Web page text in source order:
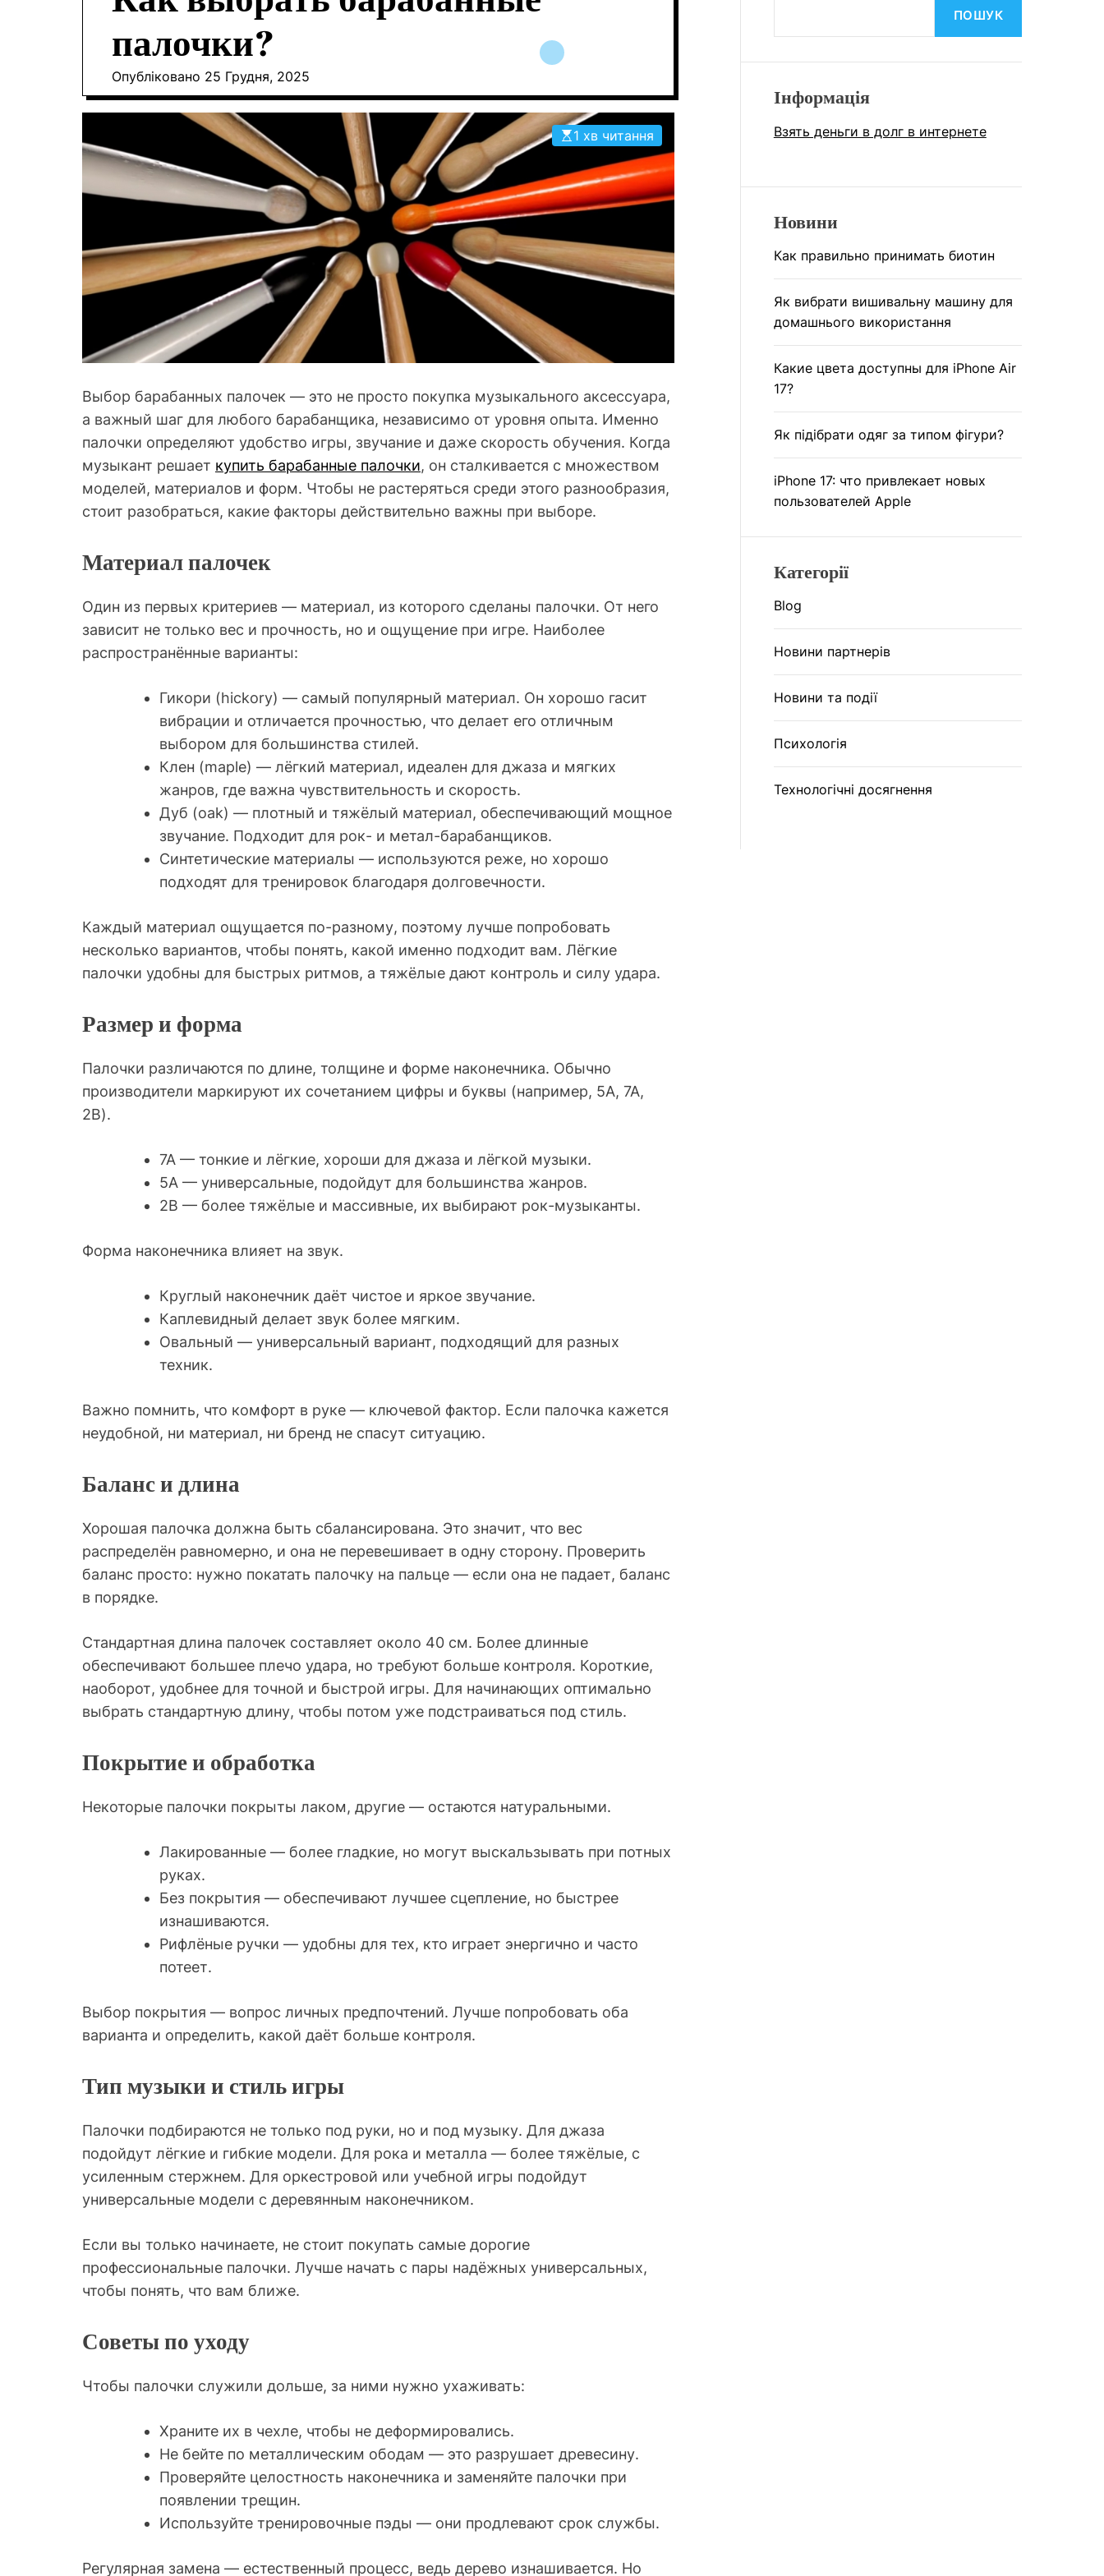
В
А
И
Ч
К
Л
О
палочки?
Опубліковано 25 Грудня, 2025
1 хв читання
Выбор барабанных палочек — это не просто покупка музыкального аксессуара,
а важный шаг для любого барабанщика, независимо от уровня опыта. Именно
палочки определяют удобство игры, звучание и даже скорость обучения. Когда
музыкант решает купить барабанные палочки, он сталкивается с множеством
моделей, материалов и форм. Чтобы не растеряться среди этого разнообразия,
стоит разобраться, какие факторы действительно важны при выборе.
Материал палочек
Один из первых критериев — материал, из которого сделаны палочки. От него
зависит не только вес и прочность, но и ощущение при игре. Наиболее
распространённые варианты:
Гикори (hickory) — самый популярный материал. Он хорошо гасит
вибрации и отличается прочностью, что делает его отличным
выбором для большинства стилей.
Клен (maple) — лёгкий материал, идеален для джаза и мягких
жанров, где важна чувствительность и скорость.
Дуб (oak) — плотный и тяжёлый материал, обеспечивающий мощное
звучание. Подходит для рок- и метал-барабанщиков.
Синтетические материалы — используются реже, но хорошо
подходят для тренировок благодаря долговечности.
Каждый материал ощущается по-разному, поэтому лучше попробовать
несколько вариантов, чтобы понять, какой именно подходит вам. Лёгкие
палочки удобны для быстрых ритмов, а тяжёлые дают контроль и силу удара.
Размер и форма
Палочки различаются по длине, толщине и форме наконечника. Обычно
производители маркируют их сочетанием цифры и буквы (например, 5A, 7A,
2B).
7A — тонкие и лёгкие, хороши для джаза и лёгкой музыки.
5A — универсальные, подойдут для большинства жанров.
2B — более тяжёлые и массивные, их выбирают рок-музыканты.
Форма наконечника влияет на звук.
Круглый наконечник даёт чистое и яркое звучание.
Каплевидный делает звук более мягким.
Овальный — универсальный вариант, подходящий для разных
техник.
Важно помнить, что комфорт в руке — ключевой фактор. Если палочка кажется
неудобной, ни материал, ни бренд не спасут ситуацию.
Баланс и длина
Хорошая палочка должна быть сбалансирована. Это значит, что вес
распределён равномерно, и она не перевешивает в одну сторону. Проверить
баланс просто: нужно покатать палочку на пальце — если она не падает, баланс
в порядке.
Стандартная длина палочек составляет около 40 см. Более длинные
обеспечивают большее плечо удара, но требуют больше контроля. Короткие,
наоборот, удобнее для точной и быстрой игры. Для начинающих оптимально
выбрать стандартную длину, чтобы потом уже подстраиваться под стиль.
Покрытие и обработка
Некоторые палочки покрыты лаком, другие — остаются натуральными.
Лакированные — более гладкие, но могут выскальзывать при потных
руках.
Без покрытия — обеспечивают лучшее сцепление, но быстрее
изнашиваются.
Рифлёные ручки — удобны для тех, кто играет энергично и часто
потеет.
Выбор покрытия — вопрос личных предпочтений. Лучше попробовать оба
варианта и определить, какой даёт больше контроля.
Тип музыки и стиль игры
Палочки подбираются не только под руки, но и под музыку. Для джаза
подойдут лёгкие и гибкие модели. Для рока и металла — более тяжёлые, с
усиленным стержнем. Для оркестровой или учебной игры подойдут
универсальные модели с деревянным наконечником.
Если вы только начинаете, не стоит покупать самые дорогие
профессиональные палочки. Лучше начать с пары надёжных универсальных,
чтобы понять, что вам ближе.
Советы по уходу
Чтобы палочки служили дольше, за ними нужно ухаживать:
Храните их в чехле, чтобы не деформировались.
Не бейте по металлическим ободам — это разрушает древесину.
Проверяйте целостность наконечника и заменяйте палочки при
появлении трещин.
Используйте тренировочные пэды — они продлевают срок службы.
Регулярная замена — естественный процесс, ведь дерево изнашивается. Но
ПОШУК
Інформація
Взять деньги в долг в интернете
Новини
Как правильно принимать биотин
Як вибрати вишивальну машину для
домашнього використання
Какие цвета доступны для iPhone Air
17?
Як підібрати одяг за типом фігури?
iPhone 17: что привлекает новых
пользователей Apple
Категорії
Blog
Новини партнерів
Новини та події
Психологія
Технологічні досягнення